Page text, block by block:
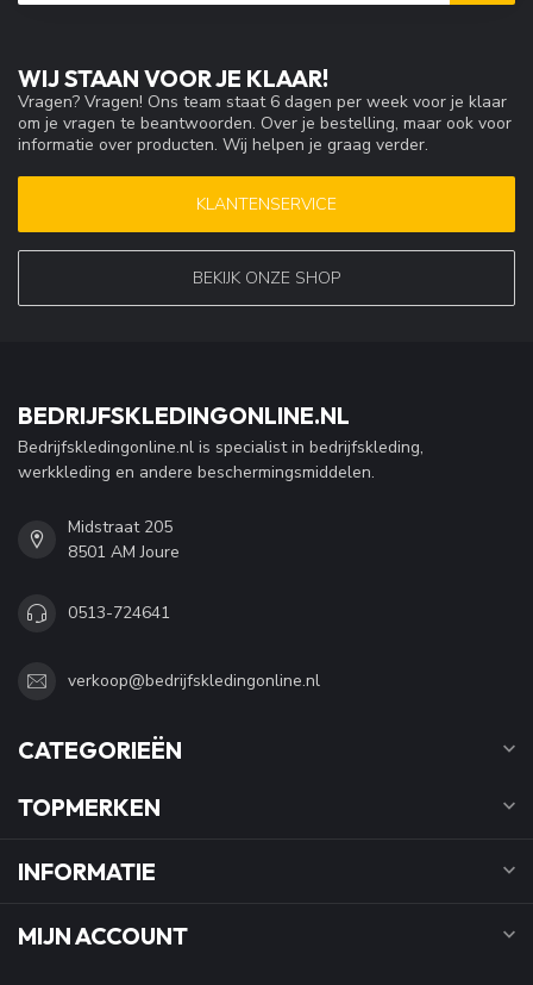
WIJ STAAN VOOR JE KLAAR!
Vragen? Vragen! Ons team staat 6 dagen per week voor je klaar
om je vragen te beantwoorden. Over je bestelling, maar ook voor
informatie over producten. Wij helpen je graag verder.
KLANTENSERVICE
BEKIJK ONZE SHOP
BEDRIJFSKLEDINGONLINE.NL
Bedrijfskledingonline.nl is specialist in bedrijfskleding,
werkkleding en andere beschermingsmiddelen.
Midstraat 205
8501 AM Joure
0513-724641
verkoop@bedrijfskledingonline.nl
CATEGORIEËN
TOPMERKEN
INFORMATIE
MIJN ACCOUNT